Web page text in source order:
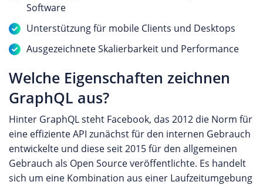
Software
Unterstützung für mobile Clients und Desktops
Ausgezeichnete Skalierbarkeit und Performance
Welche Eigenschaften zeichnen
GraphQL aus?
Hinter GraphQL steht Facebook, das 2012 die Norm für
eine effiziente API zunächst für den internen Gebrauch
entwickelte und diese seit 2015 für den allgemeinen
Gebrauch als Open Source veröffentlichte. Es handelt
sich um eine Kombination aus einer Laufzeitumgebung